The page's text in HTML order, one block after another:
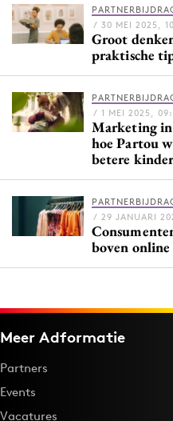
9 sept: GenAI-training
12 nov: MarketingLive!
Events
Opleidingen
Topics
Artificial Intelligence
Bureaus
Contentmarketing
Craft
Customer Experience
Data & Insights
/ 30 MEI 2025,
Groot
praktische
/ 1 MEI 2025,
Marketing
hoe Partou
betere
/ 29 JANUARI
boven
Meer Adformatie
Partners
Events
Vacatures